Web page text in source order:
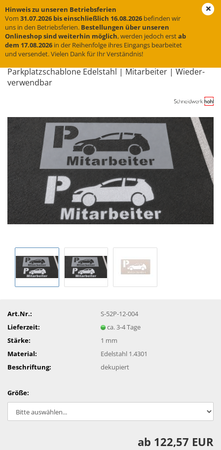
Hinweis zu unseren Betriebsferien
Vom 31.07.2026 bis einschließlich 16.08.2026 befinden wir
uns in den Betriebsferien. Bestellungen über unseren
Onlineshop sind weiterhin möglich, werden jedoch erstab
dem 17.08.2026 in der Reihenfolge ihres Eingangs bearbeitet
und versendet. Vielen Dank für Ihr Verständnis!
« Erster « zurück
weiter »
5Artikel in dieser Kategorie
Park­platz­scha­blo­ne Edel­stahl | Mit­ar­bei­ter | Wie­der­
ver­wend­bar
Art.Nr.:
S-52P-12-004
Lieferzeit:
ca. 3-4 Tage
Stärke:
1 mm
Material:
Edelstahl 1.4301
Beschriftung:
dekupiert
Größe:
ab 122,57 EUR